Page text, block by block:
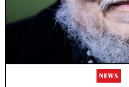
NEWS